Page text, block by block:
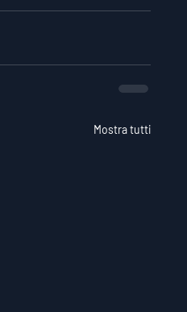
Mostra tutti